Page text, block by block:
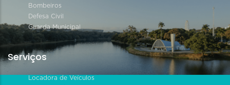
Bombeiros
Defesa Civil
Guarda Municipal
Serviços
Locadora de Veículos